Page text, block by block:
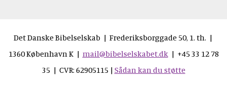
Det Danske Bibelselskab | Frederiksborggade 50, 1. th. |
1360 København K | mail@bibelselskabet.dk| +45 33 12 78
35 | CVR: 62905115 | Sådan kan du støtte